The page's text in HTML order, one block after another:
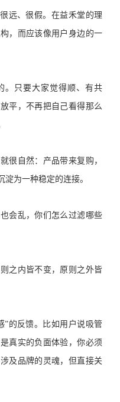
远、很假。在益禾堂的理
，而应该像用户身边的一
。只要大家觉得顺、有共
平，不再把自己看得那么
很自然：产品带来复购，
为一种稳定的连接。
会乱，你们怎么过滤哪些
之内皆不变，原则之外皆
”的反馈。比如用户说吸管
真实的负面体验，你必须
及品牌的灵魂，但直接关